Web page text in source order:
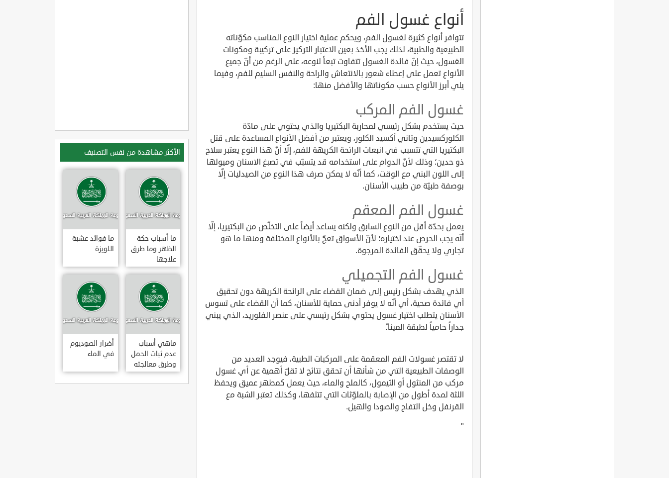
أنواع غسول الفم
تتوافر أنواع كثيرة لغسول الفم، ويحكم عملية اختيار النوع المناسب مكوّناته
الطبيعية والطبية، لذلك يجب الأخذ بعين الاعتبار التركيز على تركيبة ومكونات
الغسول، حيث إنّ فائدة الغسول تتفاوت تبعاً لنوعه، على الرغم من أنّ جميع
الأنواع تعمل على إعطاء شعور بالانتعاش والراحة والنفس السليم للفم، وفيما
يلي أبرز الأنواع حسب مكوناتها والأفضل منها:
غسول الفم المركب
حيث يستخدم بشكل رئيسي لمحاربة البكتيريا والذي يحتوي على مادّة
الكلوركسيدين وثاني أكسيد الكلور، ويعتبر من أفضل الأنواع المساعدة على قتل
البكتيريا التي تتسبب في انبعاث الرائحة الكريهة للفم، إلّا أنّ هذا النوع يعتبر سلاح
ذو حدين؛ وذلك لأنّ الدوام على استخدامه قد يتسبّب في تصبغ الاسنان وميولها
إلى اللون البني مع الوقت، كما أنّه لا يمكن صرف هذا النوع من الصيدليات إلّا
بوصفة طبيّة من طبيب الأسنان.
غسول الفم المعقم
يعمل بحدّة أقل من النوع السابق ولكنه يساعد أيضاً على التخلّص من البكتيريا، إلّا
أنّه يجب الحرص عند اختياره؛ لأنّ الأسواق تعجّ بالأنواع المختلفة ومنها ما هو
تجاري ولا يحقّق الفائدة المرجوة.
غسول الفم التجميلي
الذي يهدف بشكل رئيس إلى ضمان القضاء على الرائحة الكريهة دون تحقيق
أي فائدة صحية، أي أنّه لا يوفر أدنى حماية للأسنان، كما أن القضاء على تسوس
الأسنان يتطلب اختيار غسول يحتوي بشكل رئيسي على عنصر الفلوريد، الذي يبني
جداراً حامياً لطبقة المينا.ّ
لا تقتصر غسولات الفم المعقمة على المركبات الطبية، فيوجد العديد من
الوصفات الطبيعية التي من شأنها أن تحقق نتائج لا تقلّ أهمية عن أي غسول
مركب من المنثول أو الثيمول، كالملح والماء، حيث يعمل كمطهر عميق ويحفظ
اللثة لمدة أطول من الإصابة بالملوّثات التي تتلفها، وكذلك تعتبر الشبة مع
القرنفل وخل التفاح والصودا والهيل.
"
الأكثر مشاهدة من نفس التصنيف
ما أسباب حكة
الظهر وما طرق
علاجها
ما فوائد عشبة
اللويزة
ماهي أسباب
عدم ثبات الحمل
وطرق معالجته
أضرار الصوديوم
في الماء